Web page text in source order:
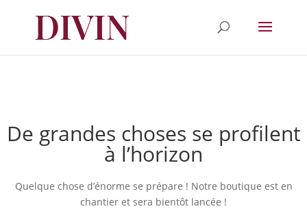
De grandes choses se profilent
à l’horizon
Quelque chose d’énorme se prépare ! Notre boutique est en
chantier et sera bientôt lancée !